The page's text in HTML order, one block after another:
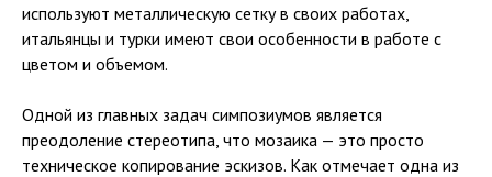
используют металлическую сетку в своих работах,
итальянцы и турки имеют свои особенности в работе с
цветом и объемом.
Одной из главных задач симпозиумов является
преодоление стереотипа, что мозаика — это просто
техническое копирование эскизов. Как отмечает одна из